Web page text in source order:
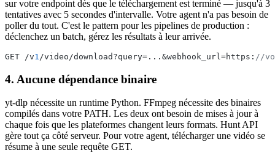
sur votre endpoint dès que le téléchargement est terminé — jusqu'à 3
tentatives avec 5 secondes d'intervalle. Votre agent n'a pas besoin de
poller du tout. C'est le pattern pour les pipelines de production :
déclenchez un batch, gérez les résultats à leur arrivée.
GET /v1 /video/download?query=...&webhook_url=https: //
4. Aucune dépendance binaire
yt-dlp nécessite un runtime Python. FFmpeg nécessite des binaires
compilés dans votre PATH. Les deux ont besoin de mises à jour à
chaque fois que les plateformes changent leurs formats. Hunt API
gère tout ça côté serveur. Pour votre agent, télécharger une vidéo se
résume à une seule requête GET.